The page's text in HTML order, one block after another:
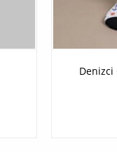
Denizci